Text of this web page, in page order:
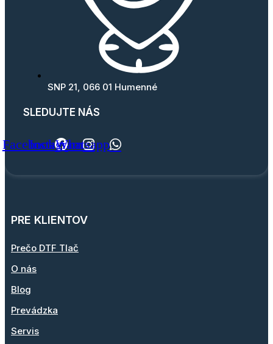
SNP 21, 066 01 Humenné
SLEDUJTE NÁS
FacebookInstagramWhatsapp
PRE KLIENTOV
Prečo DTF Tlač
O nás
Blog
Prevádzka
Servis